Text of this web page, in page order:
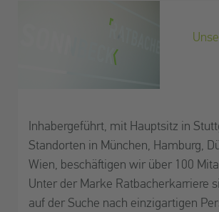
Inhabergeführt, mit Hauptsitz in
Standorten in München, Hamburg,
Wien, beschäftigen wir über 100
Unter der Marke Ratbacherkarriere
auf der Suche nach einzigartigen